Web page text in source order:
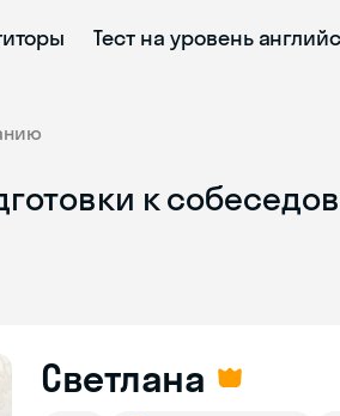
Тест на уровень
к
Светлана